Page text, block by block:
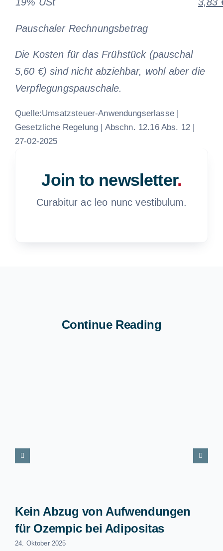
Pauschaler Rechnungsbetrag
Die Kosten für das Frühstück (pauschal
5,60 €) sind nicht abziehbar, wohl aber die
Verpflegungspauschale.
Quelle:Umsatzsteuer-Anwendungserlasse |
Gesetzliche Regelung | Abschn. 12.16 Abs. 12 |
27-02-2025
Join to newsletter.
Curabitur ac leo nunc vestibulum.
Continue Reading
Kein Abzug von Aufwendungen
für Ozempic bei Adipositas
24. Oktober 2025